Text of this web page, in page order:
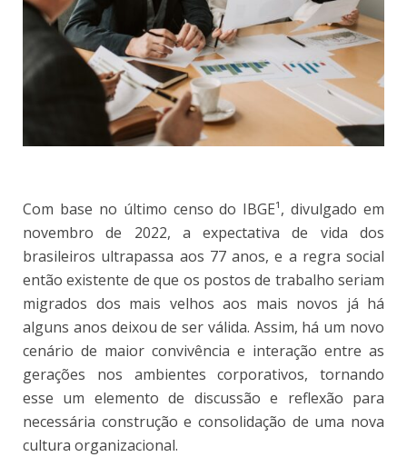
Com base no último censo do IBGE¹, divulgado em
novembro de 2022, a expectativa de vida dos
brasileiros ultrapassa aos 77 anos, e a regra social
então existente de que os postos de trabalho seriam
migrados dos mais velhos aos mais novos já há
alguns anos deixou de ser válida. Assim, há um novo
cenário de maior convivência e interação entre as
gerações nos ambientes corporativos, tornando
esse um elemento de discussão e reflexão para
necessária construção e consolidação de uma nova
cultura organizacional.